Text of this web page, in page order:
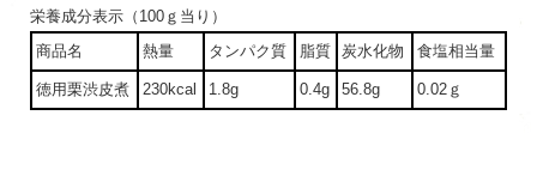
栄養成分表示（100ｇ当り）
商品名
熱量 タンパク質 脂質 炭水化物 食塩相当量
徳用栗渋皮煮 230kcal 1.8g 0.4g 56.8g 0.02ｇ